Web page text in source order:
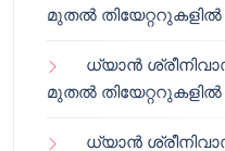
മുതൽ തിയേറ്ററുകളിൽ
ധ്യാൻ
മുതൽ തിയേറ്ററുകളിൽ
ധ്യാൻ